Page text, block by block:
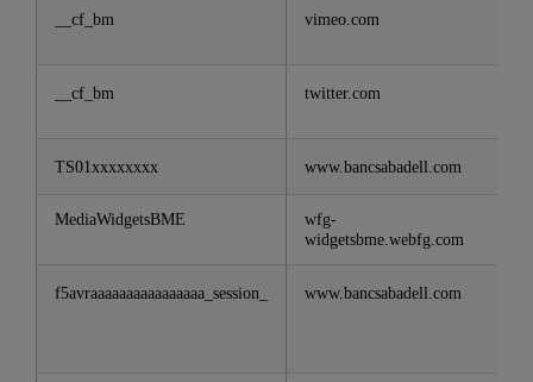
__cf_bm vimeo.com
__cf_bm twitter.com
TS01xxxxxxxx www.bancsabadell.com
MediaWidgetsBME
wfg-
widgetsbme.webfg.com
f5avraaaaaaaaaaaaaaaa_session_ www.bancsabadell.com